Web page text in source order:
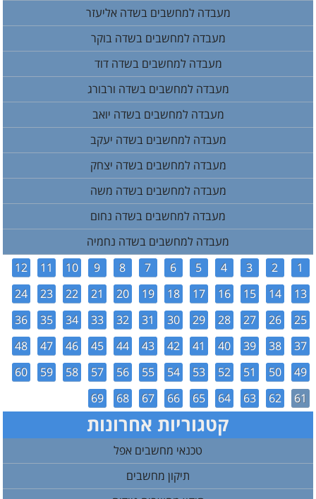
מעבדה למחשבים בשדה אליעזר
מעבדה למחשבים בשדה בוקר
מעבדה למחשבים בשדה דוד
מעבדה למחשבים בשדה ורבורג
מעבדה למחשבים בשדה יואב
מעבדה למחשבים בשדה יעקב
מעבדה למחשבים בשדה יצחק
מעבדה למחשבים בשדה משה
מעבדה למחשבים בשדה נחום
מעבדה למחשבים בשדה נחמיה
1
2
3
4
5
6
7
8
9
10
11
12
13
14
15
16
17
18
19
20
21
22
23
24
25
26
27
28
29
30
31
32
33
34
35
36
37
38
39
40
41
42
43
44
45
46
47
48
49
50
51
52
53
54
55
56
57
58
59
60
61
62
63
64
65
66
67
68
69
קטגוריות אחרונות
טכנאי מחשבים אפל
תיקון מחשבים